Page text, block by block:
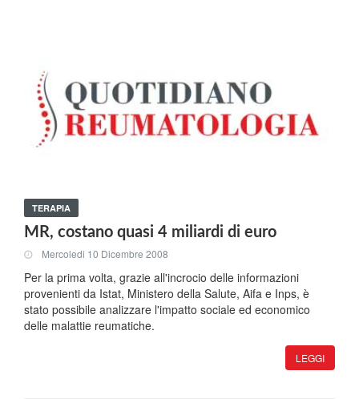
TERAPIA
MR, costano quasi 4 miliardi di euro
Mercoledi 10 Dicembre 2008
Per la prima volta, grazie all'incrocio delle informazioni
provenienti da Istat, Ministero della Salute, Aifa e Inps, è
stato possibile analizzare l'impatto sociale ed economico
delle malattie reumatiche.
LEGGI